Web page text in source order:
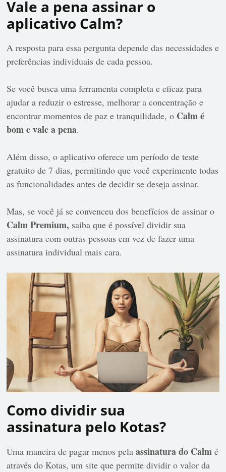
Vale a pena assinar o
aplicativo Calm?
A resposta para essa pergunta depende das necessidades e
preferências individuais de cada pessoa.
Se você busca uma ferramenta completa e eficaz para
ajudar a reduzir o estresse, melhorar a concentração e
encontrar momentos de paz e tranquilidade, o Calm é
bom e vale a pena.
Além disso, o aplicativo oferece um período de teste
gratuito de 7 dias, permitindo que você experimente todas
as funcionalidades antes de decidir se deseja assinar.
Mas, se você já se convenceu dos benefícios de assinar o
Calm Premium, saiba que é possível dividir sua
assinatura com outras pessoas em vez de fazer uma
assinatura individual mais cara.
Como dividir sua
assinatura pelo Kotas?
Uma maneira de pagar menos pelaassinatura do Calm é
através do Kotas, um site que permite dividir o valor da